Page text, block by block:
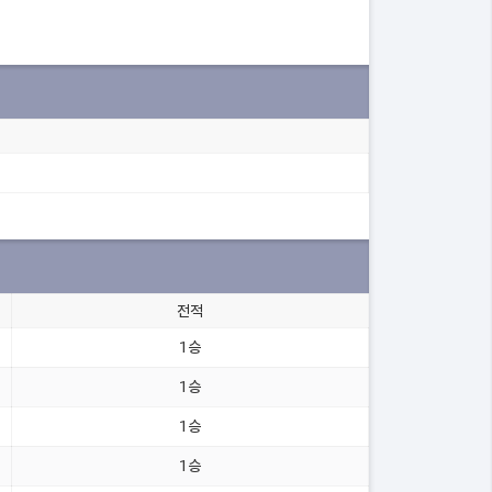
전적
1승
1승
1승
1승